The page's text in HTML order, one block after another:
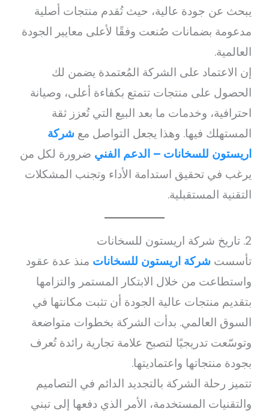
يبحث عن جودة عالية، حيث تُقدم منتجات أصلية
مدعومة بضمانات صُنعت وفقًا لأعلى معايير الجودة
العالمية.
إن الاعتماد على الشركة المُعتمدة يضمن لك
الحصول على منتجات تتمتع بكفاءة أعلى، وصيانة
احترافية، وخدمات ما بعد البيع التي تُعزز ثقة
المستهلك فيها. وهذا يجعل التواصل معشركة
اريستون للسخانات – الدعم الفني ضرورة لكل من
يرغب في تحقيق استدامة الأداء وتجنب المشكلات
التقنية المستقبلية.
2. تاريخ شركة اريستون للسخانات
تأسستشركة اريستون للسخانات منذ عدة عقود
واستطاعت من خلال الابتكار المستمر والتزامها
بتقديم منتجات عالية الجودة أن تثبت مكانتها في
السوق العالمي. بدأت الشركة بخطوات متواضعة
وتوسّعت تدريجيًا لتصبح علامة تجارية رائدة تُعرف
بجودة منتجاتها واعتماديتها.
تتميز رحلة الشركة بالتجديد الدائم في التصاميم
والتقنيات المستخدمة، الأمر الذي دفعها إلى تبني